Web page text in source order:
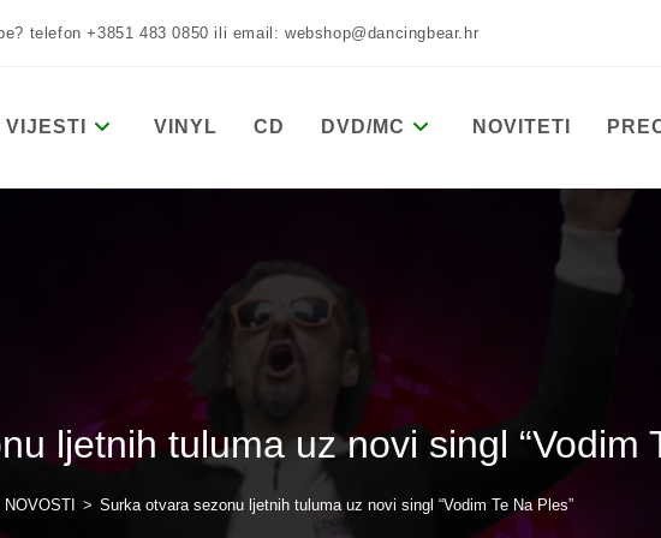
telefon +3851 483 0850 ili email: webshop@dancingbear.hr
VIJESTI VINYL CD DVD/MC NOVITETI
ljetnih tuluma uz novi singl “Vodim
NOVOSTI > Surka otvara sezonu ljetnih tuluma uz novi singl “Vodim Te Na Ples”